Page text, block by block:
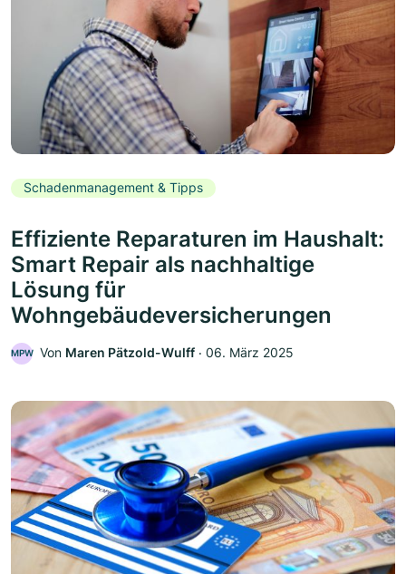
Schadenmanagement & Tipps
Effiziente Reparaturen im Haushalt:
Smart Repair als nachhaltige
Lösung für
Wohngebäudeversicherungen
MPW Von Maren Pätzold-Wulff ‧ 06. März 2025